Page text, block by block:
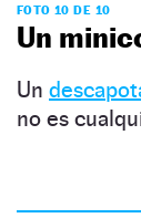
FOTO 10 DE 10
Un
Un
no es